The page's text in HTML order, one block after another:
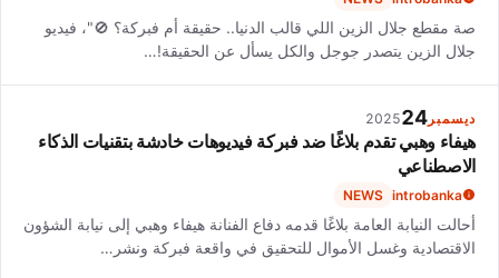
صة مقطع جلال الزين اللي قالب الدنيا.. حقيقة أم فبركة؟ 🚫"، فيديو
جلال الزين يتصدر جوجل والكل يسأل عن الحقيقة!…
ديسمبر 24
2025
هيفاء وهبي تقدم بلاغًا ضد فبركة فيديوهات خادشة بتقنيات الذكاء
الاصطناعي
introbanka
NEWS
أحالت النيابة العامة بلاغًا قدمه دفاع الفنانة هيفاء وهبي إلى نيابة الشؤون
الاقتصادية وغسل الأموال للتحقيق في واقعة فبركة ونشر…